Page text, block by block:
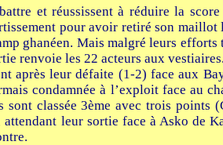
et réussissent à réduire la
pour avoir retiré son
ghanéen. Mais malgré leurs
renvoie les 22 acteurs aux vestiaires.
après leur défaite (1-2) face aux
condamnée à l’exploit face au
classée 3ème avec trois
leur sortie face à Asko de